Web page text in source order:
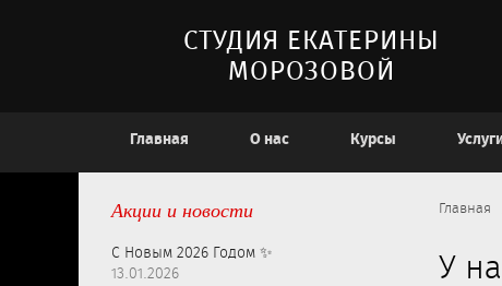
СТУДИЯ ЕКАТЕРИНЫ
МОРОЗОВОЙ
Главная О нас Курсы
Главная
У
Акции и новости
С Новым 2026 Годом ✨
13.01.2026